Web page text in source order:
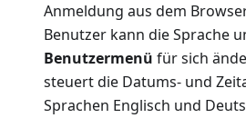
Anmeldung aus dem
Benutzer kann die Sprache
Benutzermenü für sich
steuert die Datums- und
Sprachen Englisch und